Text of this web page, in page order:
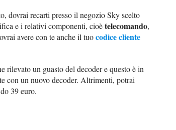
dovrai recarti presso il negozio Sky scelto
e i relativi componenti, cioètelecomando,
avere con te anche il tuocodice cliente
rilevato un guasto del decoder e questo è in
con un nuovo decoder. Altrimenti, potrai
39 euro.